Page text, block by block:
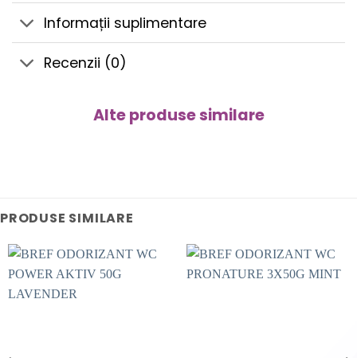
Informații suplimentare
Recenzii (0)
Alte produse similare
PRODUSE SIMILARE